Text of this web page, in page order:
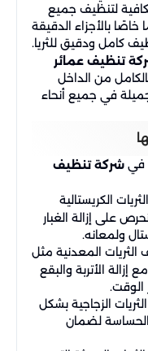
لتنظيف جميع
خاصًا بالأجزاء الدقيقة
كامل ودقيق للثريا.
تنظيف عمائر
من الداخل
في جميع أنحاء
في شركة تنظيف
الكريستالية
على إزالة الغبار
ولمعانه.
المعدنية مثل
الأتربة والبقع
الوقت.
الزجاجية بشكل
الحساسة لضمان